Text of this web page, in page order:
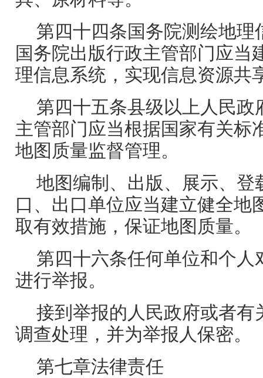
第四十四条国务院测绘地理
国务院出版行政主管部门应当
理信息系统，实现信息资源共
第四十五条县级以上人民政
主管部门应当根据国家有关标
地图质量监督管理。
地图编制、出版、展示、登
口、出口单位应当建立健全地
取有效措施，保证地图质量。
第四十六条任何单位和个人
进行举报。
接到举报的人民政府或者有
调查处理，并为举报人保密。
第七章法律责任